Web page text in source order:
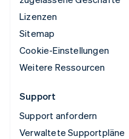
Lizenzen
Sitemap
Cookie-Einstellungen
Weitere Ressourcen
Support
Support anfordern
Verwaltete Supportpläne